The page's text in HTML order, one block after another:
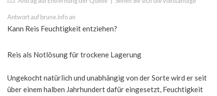
Antwort auf brune.info an
Kann Reis Feuchtigkeit entziehen?
Reis als Notlösung für trockene Lagerung
Ungekocht natürlich und unabhängig von der Sorte wird er seit
über einem halben Jahrhundert dafür eingesetzt, Feuchtigkeit